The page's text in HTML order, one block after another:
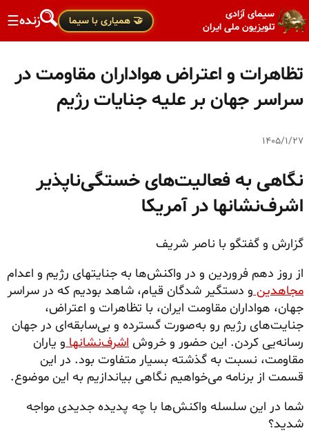
سیمای آزادی
تلویزیون ملی ایران
🤝 همیاری با سیما زنده☰
تظاهرات و اعتراض هواداران مقاومت در
سراسر جهان بر علیه جنایات رژیم
۱۴۰۵/۱/۲۷
نگاهی به فعالیت‌های خستگی‌ناپذیر
اشرف‌نشانها در آمریکا
گزارش و گفتگو با ناصر شریف
از روز دهم فروردین و در واکنش‌ها به جنایتهای رژیم و اعدام
مجاهدینو دستگیر شدگان قیام، شاهد بودیم که در سراسر
جهان، هواداران مقاومت ایران، با تظاهرات و اعتراض،
جنایت‌های رژیم رو به‌صورت گسترده و بی‌سابقه‌ای در جهان
رسانه‌یی کردن. این حضور و خروش اشرف‌نشانهاو یاران
مقاومت، نسبت به گذشته بسیار متفاوت بود. در این
قسمت از برنامه می‌خواهیم نگاهی بیاندازیم به این موضوع.
شما در این سلسله واکنش‌ها با چه پدیده جدیدی مواجه
شدید؟